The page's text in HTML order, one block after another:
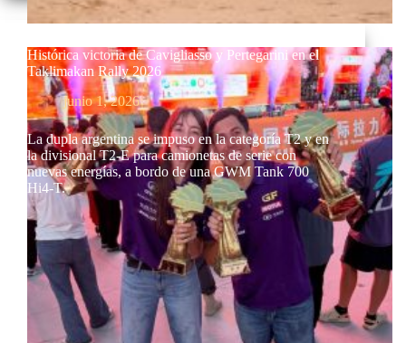
Histórica victoria de Cavigliasso y Pertegarini en el
Taklimakan Rally 2026
junio 1, 2026
La dupla argentina se impuso en la categoría T2 y en
la divisional T2-E para camionetas de serie con
nuevas energías, a bordo de una GWM Tank 700
Hi4-T.